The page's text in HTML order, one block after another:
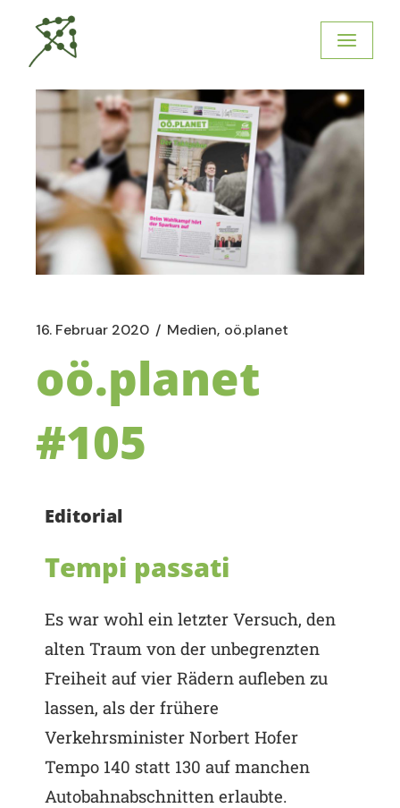
16. Februar 2020 Medien oö.planet
oö.planet
#105
Editorial
Tempi passati
Es war wohl ein letzter Versuch, den
alten Traum von der unbegrenzten
Freiheit auf vier Rädern aufleben zu
lassen, als der frühere
Verkehrsminister Norbert Hofer
Tempo 140 statt 130 auf manchen
Autobahnabschnitten erlaubte.